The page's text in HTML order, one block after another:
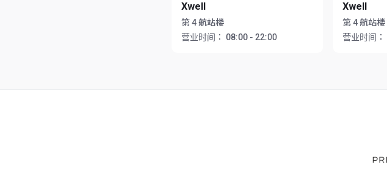
Xwell
第 4 航站楼
营业时间：
08:00 - 22:00
Xwell
第 4 航站楼
营业时间：